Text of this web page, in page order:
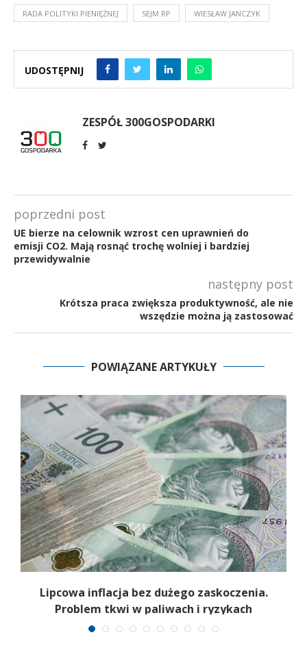
RADA POLITYKI PIENIĘŻNEJ SEJM RP WIESŁAW JANCZYK
UDOSTĘPNIJ
ZESPÓŁ 300GOSPODARKI
poprzedni post
UE bierze na celownik wzrost cen uprawnień do
emisji CO2. Mają rosnąć trochę wolniej i bardziej
przewidywalnie
następny post
Krótsza praca zwiększa produktywność, ale nie
wszędzie można ją zastosować
POWIĄZANE ARTYKUŁY
Lipcowa inflacja bez dużego zaskoczenia.
Problem tkwi w paliwach i ryzykach
surowcowych